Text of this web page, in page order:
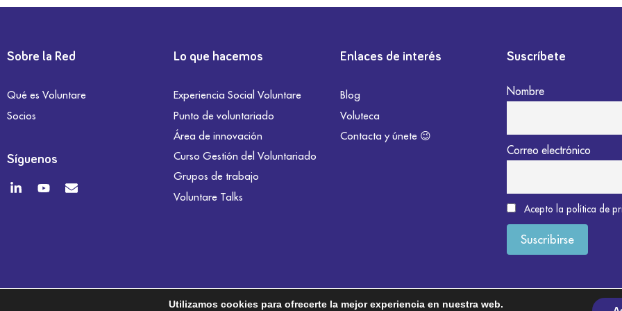
Sobre la Red
Qué es Voluntare
Socios
Síguenos
Lo que hacemos
Experiencia Social Voluntare
Punto de voluntariado
Área de innovación
Curso Gestión del Voluntariado
Grupos de trabajo
Voluntare Talks
Enlaces de interés
Blog
Voluteca
Contacta y únete 😉
Suscríbete
Nombre
Correo electrónico
Acepto la política de
Utilizamos cookies para ofrecerte la mejor experiencia en nuestra web.